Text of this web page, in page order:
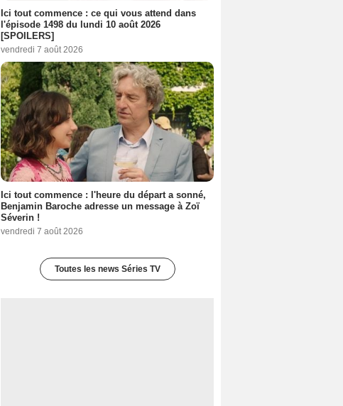
Ici tout commence : ce qui vous attend dans
l'épisode 1498 du lundi 10 août 2026
[SPOILERS]
vendredi 7 août 2026
Ici tout commence : l'heure du départ a sonné,
Benjamin Baroche adresse un message à Zoï
Séverin !
vendredi 7 août 2026
Toutes les news Séries TV